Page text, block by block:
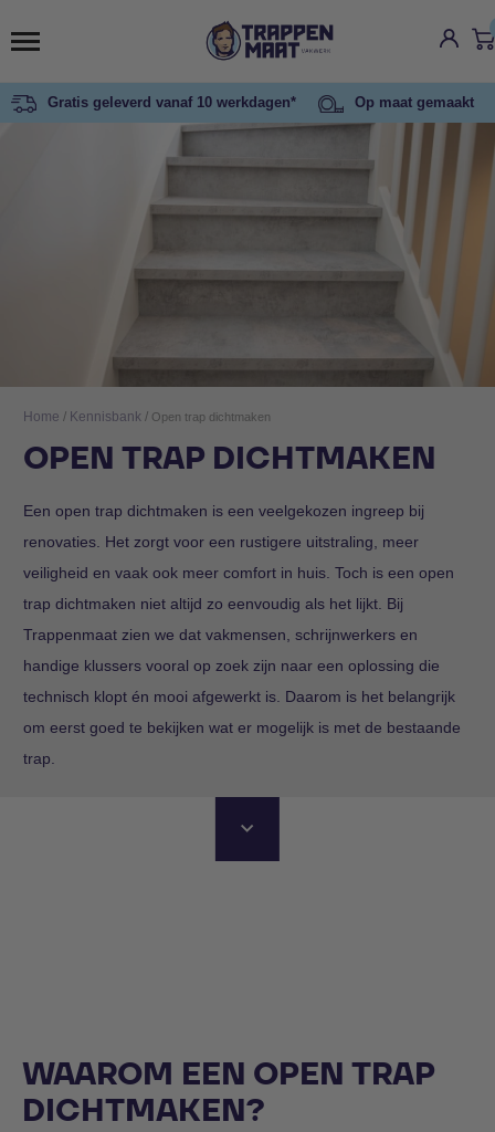
Gratis geleverd vanaf 10 werkdagen* Op maat gemaakt
Home / Kennisbank / Open trap dichtmaken
OPEN TRAP DICHTMAKEN
Een open trap dichtmaken is een veelgekozen ingreep bij
renovaties. Het zorgt voor een rustigere uitstraling, meer
veiligheid en vaak ook meer comfort in huis. Toch is een open
trap dichtmaken niet altijd zo eenvoudig als het lijkt. Bij
Trappenmaat zien we dat vakmensen, schrijnwerkers en
handige klussers vooral op zoek zijn naar een oplossing die
technisch klopt én mooi afgewerkt is. Daarom is het belangrijk
om eerst goed te bekijken wat er mogelijk is met de bestaande
trap.
WAAROM EEN OPEN TRAP
DICHTMAKEN?